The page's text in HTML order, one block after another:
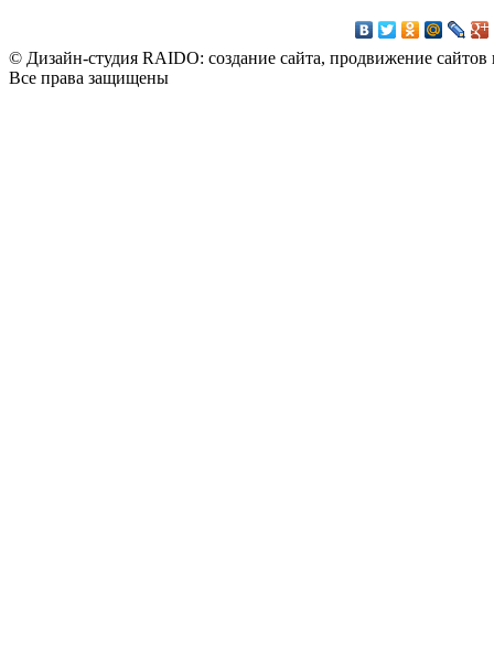
© Дизайн-студия RAIDO: создание сайта, продвижение сайтов
Все права защищены